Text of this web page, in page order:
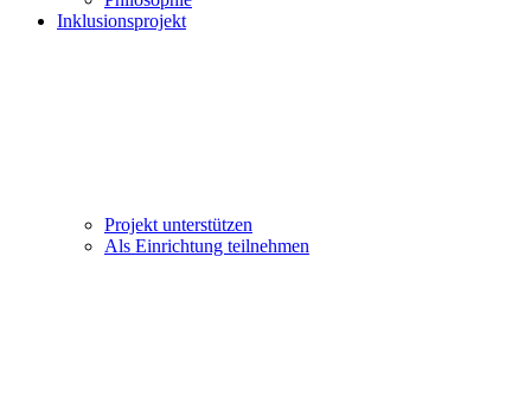
Inklusionsprojekt
Projekt unterstützen
Als Einrichtung teilnehmen